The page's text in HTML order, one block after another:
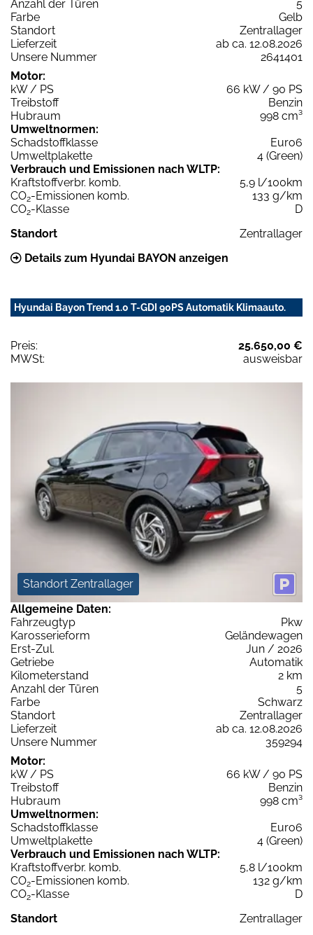
Anzahl der Türen
5
Farbe
Gelb
Standort
Zentrallager
Lieferzeit
ab ca. 12.08.2026
Unsere Nummer
2641401
Motor:
kW / PS
66 kW / 90 PS
Treibstoff
Benzin
Hubraum
998 cm³
Umweltnormen:
Schadstoffklasse
Euro6
Umweltplakette
4 (Green)
Verbrauch und Emissionen nach WLTP:
Kraftstoffverbr. komb.
5,9 l/100km
CO2-Emissionen komb.
133 g/km
CO2-Klasse
D
Standort
Zentrallager
Details zum Hyundai BAYON anzeigen
Hyundai Bayon Trend 1.0 T-GDI 90PS Automatik Klimaauto.
Preis:
25.650,00 €
MWSt:
ausweisbar
Standort Zentrallager
Allgemeine Daten:
Fahrzeugtyp
Pkw
Karosserieform
Geländewagen
Erst-Zul.
Jun / 2026
Getriebe
Automatik
Kilometerstand
2 km
Anzahl der Türen
5
Farbe
Schwarz
Standort
Zentrallager
Lieferzeit
ab ca. 12.08.2026
Unsere Nummer
359294
Motor:
kW / PS
66 kW / 90 PS
Treibstoff
Benzin
Hubraum
998 cm³
Umweltnormen:
Schadstoffklasse
Euro6
Umweltplakette
4 (Green)
Verbrauch und Emissionen nach WLTP:
Kraftstoffverbr. komb.
5,8 l/100km
CO2-Emissionen komb.
132 g/km
CO2-Klasse
D
Standort
Zentrallager